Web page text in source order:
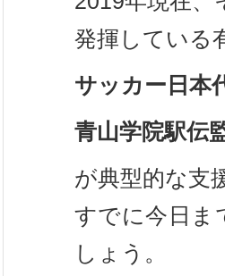
発揮している
サッカー日本
青山学院駅伝
が典型的な支
すでに今日ま
しょう。